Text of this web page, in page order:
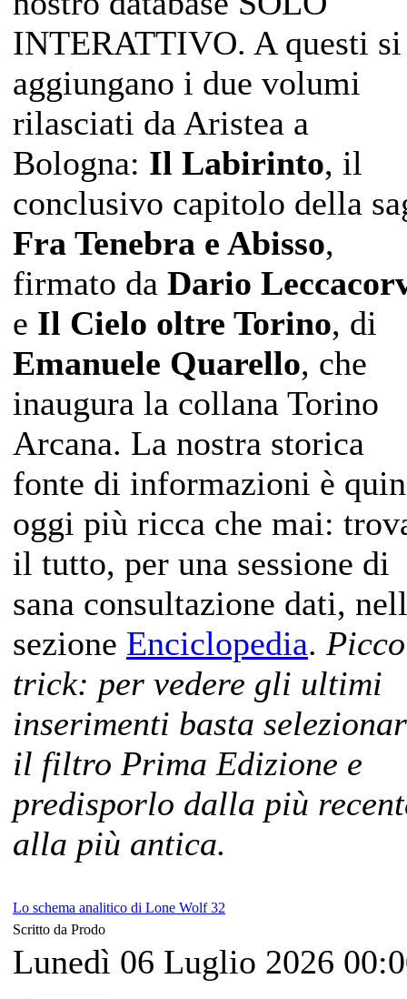
INTERATTIVO. A questi si
aggiungano i due volumi
rilasciati da Aristea a
Bologna: Il Labirinto, il
conclusivo capitolo della
Fra Tenebra e Abisso,
firmato da Dario
e Il Cielo oltre Torino, di
Emanuele Quarello, che
inaugura la collana Torino
Arcana. La nostra storica
fonte di informazioni è
oggi più ricca che mai:
il tutto, per una sessione di
sana consultazione dati,
sezione Enciclopedia.
trick: per vedere gli ultimi
inserimenti basta
il filtro Prima Edizione e
predisporlo dalla più
alla più antica.
Lo schema analitico di Lone Wolf 32
Scritto da Prodo
Lunedì 06 Luglio 2026